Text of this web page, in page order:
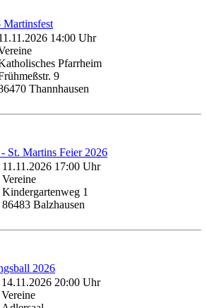
Martinsfest
14:00 Uhr
Pfarrheim
9
Thannhausen
St. Martins Feier 2026
11.11.2026 17:00 Uhr
Vereine
Kindergartenweg 1
86483 Balzhausen
2026
14.11.2026 20:00 Uhr
Vereine